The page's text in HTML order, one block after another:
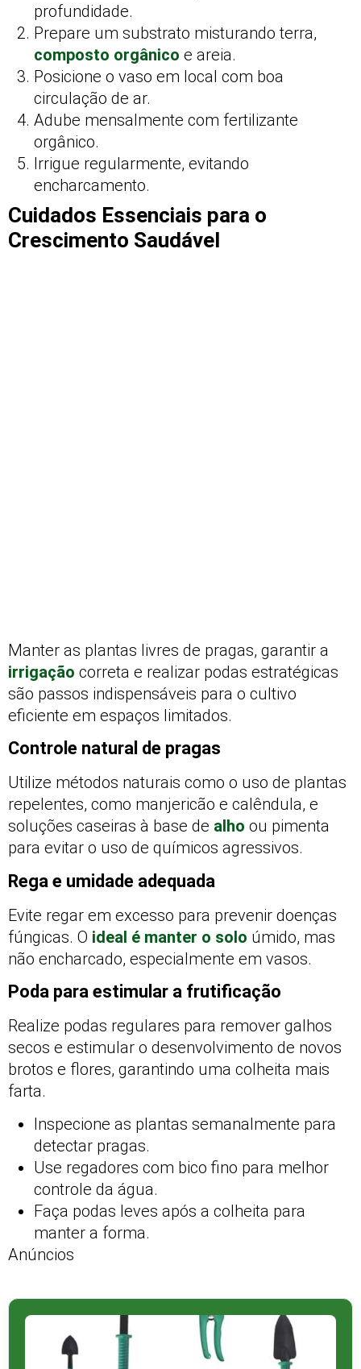
profundidade.
Prepare um substrato misturando terra,
composto orgânico e areia.
Posicione o vaso em local com boa
circulação de ar.
Adube mensalmente com fertilizante
orgânico.
Irrigue regularmente, evitando
encharcamento.
Cuidados Essenciais para o
Crescimento Saudável
Manter as plantas livres de pragas, garantir a
irrigação correta e realizar podas estratégicas
são passos indispensáveis para o cultivo
eficiente em espaços limitados.
Controle natural de pragas
Utilize métodos naturais como o uso de plantas
repelentes, como manjericão e calêndula, e
soluções caseiras à base de alho ou pimenta
para evitar o uso de químicos agressivos.
Rega e umidade adequada
Evite regar em excesso para prevenir doenças
fúngicas. O ideal é manter o solo úmido, mas
não encharcado, especialmente em vasos.
Poda para estimular a frutificação
Realize podas regulares para remover galhos
secos e estimular o desenvolvimento de novos
brotos e flores, garantindo uma colheita mais
farta.
Inspecione as plantas semanalmente para
detectar pragas.
Use regadores com bico fino para melhor
controle da água.
Faça podas leves após a colheita para
manter a forma.
Anúncios